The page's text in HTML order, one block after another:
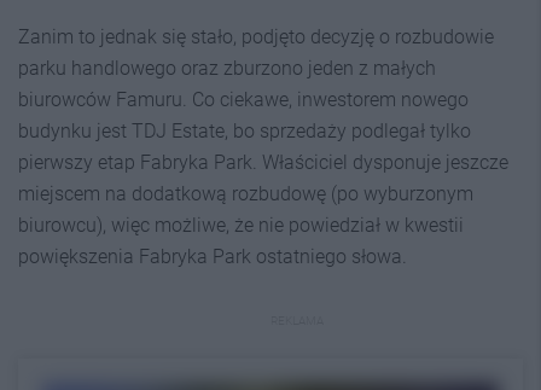
Zanim to jednak się stało, podjęto decyzję o rozbudowie
parku handlowego oraz zburzono jeden z małych
biurowców Famuru. Co ciekawe, inwestorem nowego
budynku jest TDJ Estate, bo sprzedaży podlegał tylko
pierwszy etap Fabryka Park. Właściciel dysponuje jeszcze
miejscem na dodatkową rozbudowę (po wyburzonym
biurowcu), więc możliwe, że nie powiedział w kwestii
powiększenia Fabryka Park ostatniego słowa.